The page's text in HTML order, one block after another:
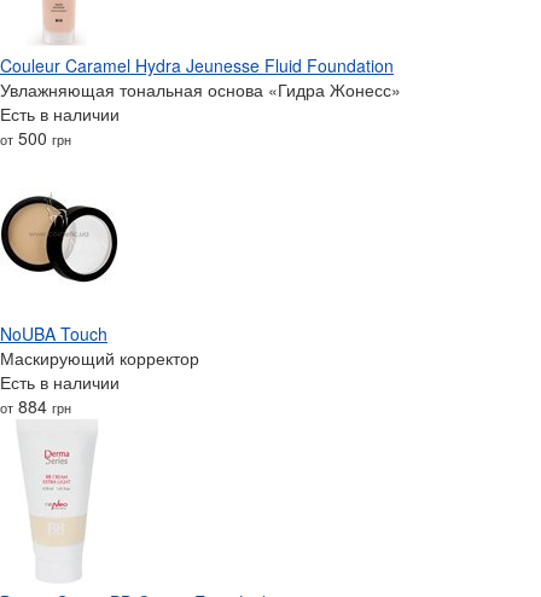
Couleur Caramel Hydra Jeunesse Fluid Foundation
Увлажняющая тональная основа «Гидра Жонесс»
Есть в наличии
от 500 грн
NoUBA Touch
Маскирующий корректор
Есть в наличии
от 884 грн